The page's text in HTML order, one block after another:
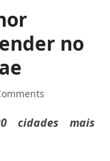
no
cidades mais